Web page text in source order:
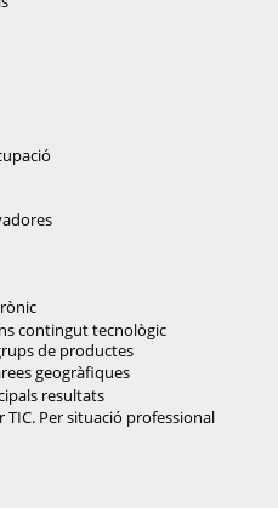
contingut tecnològic
de productes
geogràfiques
resultats
Per situació professional